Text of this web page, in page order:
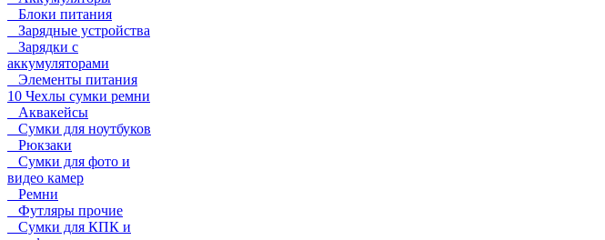
Блоки питания
Зарядные устройства
Зарядки с
аккумуляторами
Элементы питания
10 Чехлы сумки ремни
Аквакейсы
Сумки для ноутбуков
Рюкзаки
Сумки для фото и
видео камер
Ремни
Футляры прочие
Сумки для КПК и